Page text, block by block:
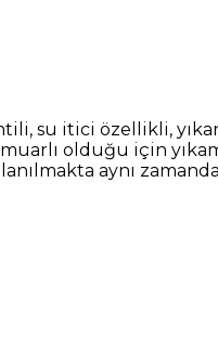
su itici özellikli,
olduğu için
aynı